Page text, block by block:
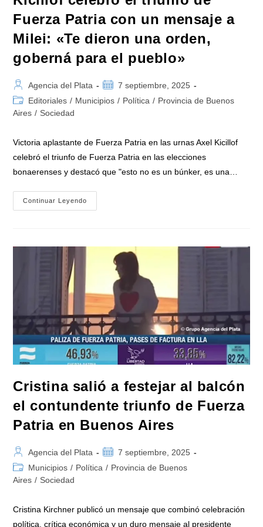
Fuerza Patria con un mensaje a
Milei: «Te dieron una orden,
goberná para el pueblo»
Autor
de
la
Agencia del Plata
Publicación
de
7 septiembre, 2025
Categoría
de
Editoriales / Municipios / Política / Provincia de Buenos
Aires / Sociedad
Victoria aplastante de Fuerza Patria en las urnas Axel Kicillof
celebró el triunfo de Fuerza Patria en las elecciones
bonaerenses y destacó que "esto no es un búnker, es una…
Continuar Leyendo
Celebró
Mensaje
Milei:
«Te
Dieron
Una
Orden,
Goberná
Para
El
Pueblo»
Cristina salió a festejar al balcón
el contundente triunfo de Fuerza
Patria en Buenos Aires
Autor
de
la
Agencia del Plata
Publicación
de
7 septiembre, 2025
Categoría
de
Municipios / Política / Provincia de Buenos
Aires / Sociedad
Cristina Kirchner publicó un mensaje que combinó celebración
política, crítica económica y un duro mensaje al presidente